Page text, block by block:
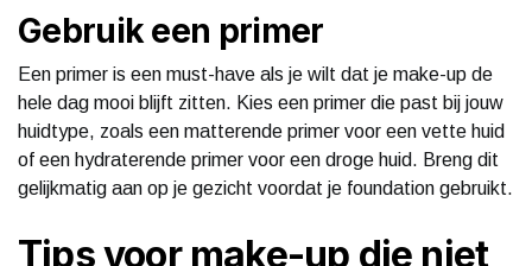
Gebruik een primer
Een primer is een must-have als je wilt dat je make-up de
hele dag mooi blijft zitten. Kies een primer die past bij jouw
huidtype, zoals een matterende primer voor een vette huid
of een hydraterende primer voor een droge huid. Breng dit
gelijkmatig aan op je gezicht voordat je foundation gebruikt.
Tips voor make-up die niet